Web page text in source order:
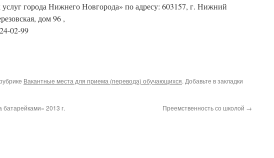
города Нижнего Новгорода» по адресу: 603157, г. Нижний
дом 96 ,
02-99
Вакантные места для приема (перевода) обучающихся. Добавьте в закладки
батарейками» 2013 г. Преемственность со школой →